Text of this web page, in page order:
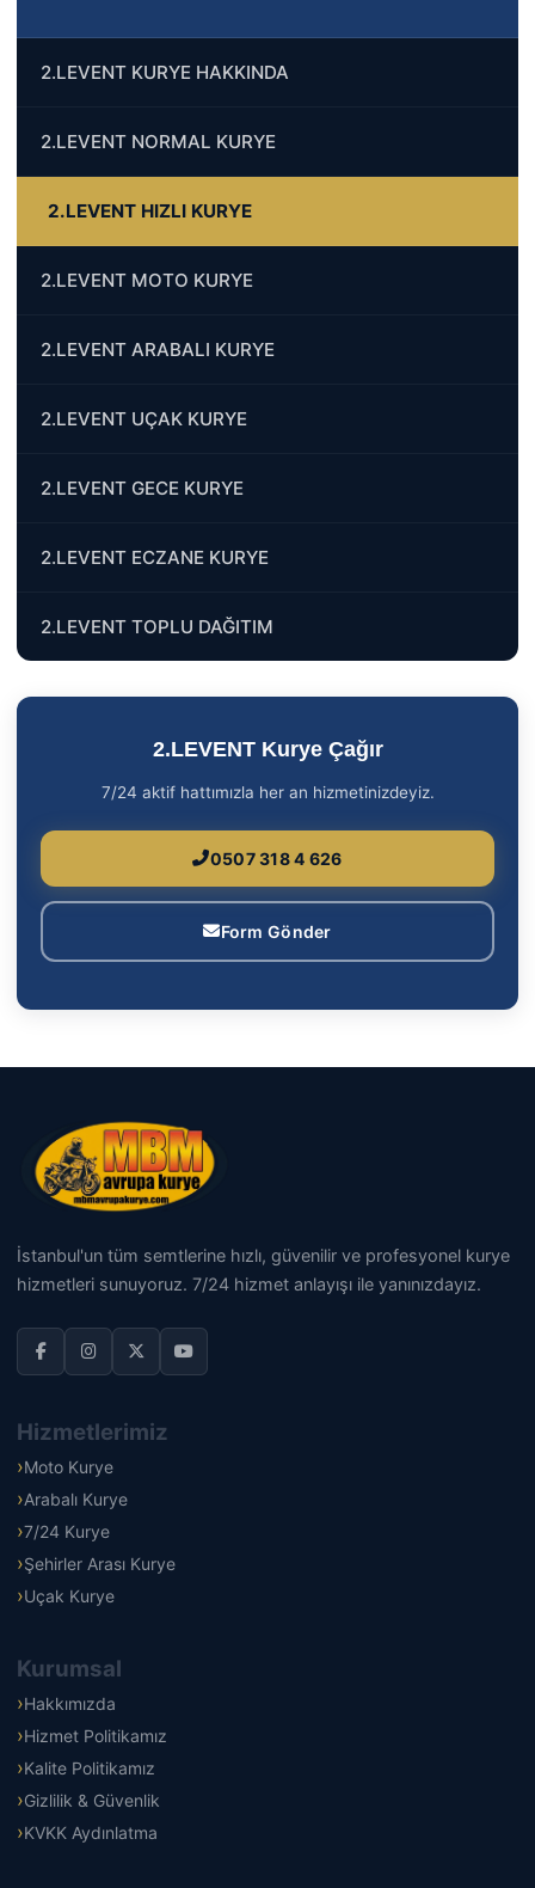
2.LEVENT KURYE HAKKINDA
2.LEVENT NORMAL KURYE
2.LEVENT HIZLI KURYE
2.LEVENT MOTO KURYE
2.LEVENT ARABALI KURYE
2.LEVENT UÇAK KURYE
2.LEVENT GECE KURYE
2.LEVENT ECZANE KURYE
2.LEVENT TOPLU DAĞITIM
2.LEVENT Kurye Çağır
7/24 aktif hattımızla her an hizmetinizdeyiz.
0507 318 4 626
Form Gönder
İstanbul'un tüm semtlerine hızlı, güvenilir ve profesyonel kurye
hizmetleri sunuyoruz. 7/24 hizmet anlayışı ile yanınızdayız.
Hizmetlerimiz
Moto Kurye
Arabalı Kurye
7/24 Kurye
Şehirler Arası Kurye
Uçak Kurye
Kurumsal
Hakkımızda
Hizmet Politikamız
Kalite Politikamız
Gizlilik & Güvenlik
KVKK Aydınlatma